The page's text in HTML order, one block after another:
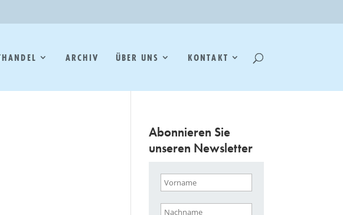
ARCHIV ÜBER UNS KONTAKT
Abonnieren Sie
unseren Newsletter